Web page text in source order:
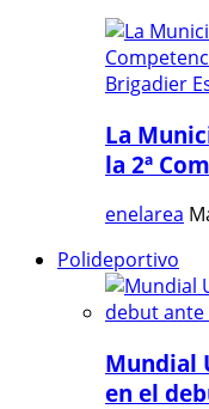
La
la 2ª
enelarea
Polideportivo
Mundial
en el